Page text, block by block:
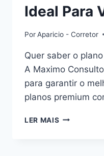
Ideal Para
PorAparicio - Corretor
Quer saber o
A Maximo
para garantir o
planos premium
LER MAIS PLANO